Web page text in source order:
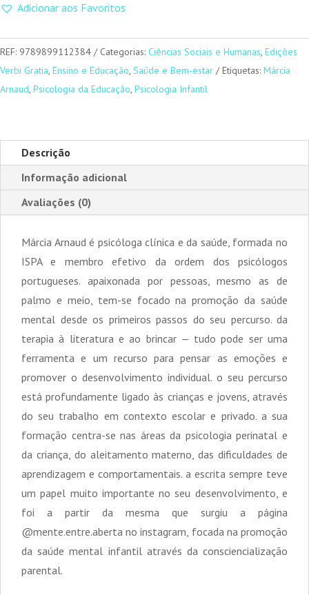
Entreaberta
Adicionar aos Favoritos
REF: 9789899112384 Categorias: Ciências Sociais e Humanas, Edições
Verbi Gratia, Ensino e Educação, Saúde e Bem-estar Etiquetas: Márcia
Arnaud, Psicologia da Educação, Psicologia Infantil
Descrição
Informação adicional
Avaliações (0)
Márcia Arnaud é psicóloga clínica e da saúde, formada no
ISPA e membro efetivo da ordem dos psicólogos
portugueses. apaixonada por pessoas, mesmo as de
palmo e meio, tem-se focado na promoção da saúde
mental desde os primeiros passos do seu percurso. da
terapia à literatura e ao brincar — tudo pode ser uma
ferramenta e um recurso para pensar as emoções e
promover o desenvolvimento individual. o seu percurso
está profundamente ligado às crianças e jovens, através
do seu trabalho em contexto escolar e privado. a sua
formação centra-se nas áreas da psicologia perinatal e
da criança, do aleitamento materno, das dificuldades de
aprendizagem e comportamentais. a escrita sempre teve
um papel muito importante no seu desenvolvimento, e
foi a partir da mesma que surgiu a página
@mente.entre.aberta no instagram, focada na promoção
da saúde mental infantil através da consciencialização
parental.